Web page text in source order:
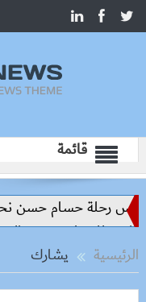
قائمة
رحلة حسام حسن نحو
ويوسف الصديق
الرئيسية
يشارك